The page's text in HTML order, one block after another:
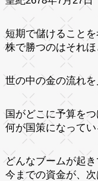
短期で儲けることを
株で勝つのはそれ
世の中の金の流れ
国がどこに予算を
何が国策になってい
どんなブームが起
今までの資金が、次